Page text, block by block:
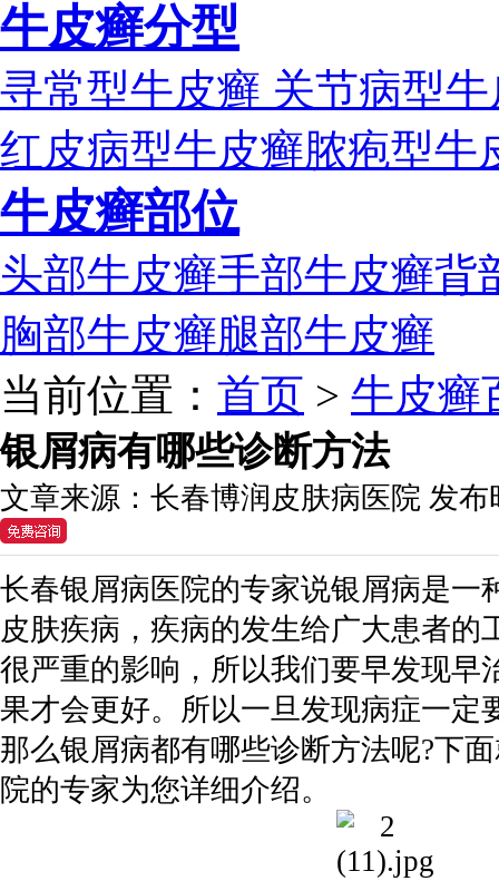
牛皮癣分型
寻常型牛皮癣 关节病型
红皮病型牛皮癣脓疱型牛
牛皮癣部位
头部牛皮癣手部牛皮癣背
胸部牛皮癣腿部牛皮癣
当前位置： 首页 > 牛皮癣
银屑病有哪些诊断方法
文章来源： 长春博润皮肤病医院 发布
长春银屑病医院的专家说银屑病是一
皮肤疾病，疾病的发生给广大患者的
很严重的影响，所以我们要早发现早
果才会更好。所以一旦发现病症一定
那么银屑病都有哪些诊断方法呢?下
院的专家为您详细介绍。